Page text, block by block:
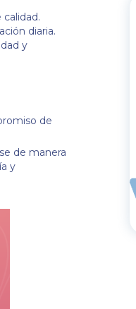
diaria.
y
de
de manera
y